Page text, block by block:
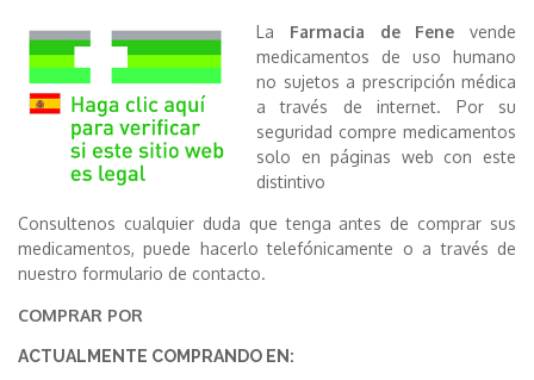
La Farmacia de Fene vende
medicamentos de uso humano
no sujetos a prescripción médica
a través de internet. Por su
seguridad compre medicamentos
solo en páginas web con este
distintivo
Consultenos cualquier duda que tenga antes de comprar sus
medicamentos, puede hacerlo telefónicamente o a través de
nuestro formulario de contacto.
COMPRAR POR
ACTUALMENTE COMPRANDO EN: